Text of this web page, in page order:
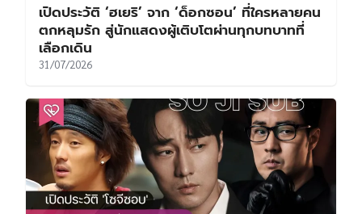
เปิดประวัติ ‘ฮเยริ’ จาก ‘ด็อกซอน’ ที่ใครหลายคน
ตกหลุมรัก สู่นักแสดงผู้เติบโตผ่านทุกบทบาทที่
เลือกเดิน
31/07/2026